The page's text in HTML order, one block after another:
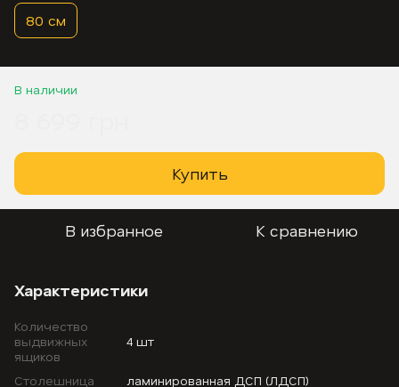
80 см
В наличии
Купить
В избранное К сравнению
Характеристики
Количество
выдвижных
ящиков
4 шт
Столешница
ламинированная ДСП (ЛДСП)